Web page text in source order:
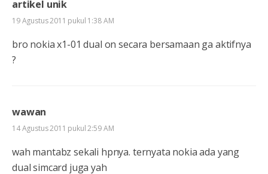
artikel unik
19 Agustus 2011 pukul 1:38 AM
bro nokia x1-01 dual on secara bersamaan ga aktifnya
?
wawan
14 Agustus 2011 pukul 2:59 AM
wah mantabz sekali hpnya. ternyata nokia ada yang
dual simcard juga yah